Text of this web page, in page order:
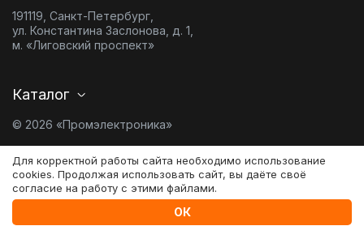
0
191119, Санкт-Петербург,
ул. Константина Заслонова, д. 1,
м. «Лиговский проспект»
Каталог
© 2026 «Промэлектроника»
Карта сайта
Разработано в
Для корректной работы сайта необходимо использование
cookies. Продолжая использовать сайт, вы даёте своё
согласие на работу с этими файлами.
ОК